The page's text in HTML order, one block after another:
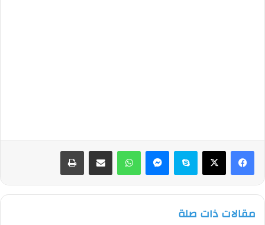
فيسبوك سكايب واتساب
مقالات ذات صلة